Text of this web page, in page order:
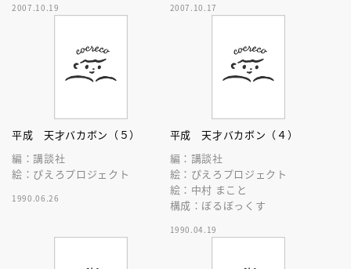
2007.10.19 2007.10.17
平成 天才バカボン（５）
編：講談社
絵：ぴえろプロジェクト
1990.06.26
平成 天才バカボン（４）
編：講談社
絵：ぴえろプロジェクト
絵：中村 まこと
構成：ぼるぼっくす
1990.04.19